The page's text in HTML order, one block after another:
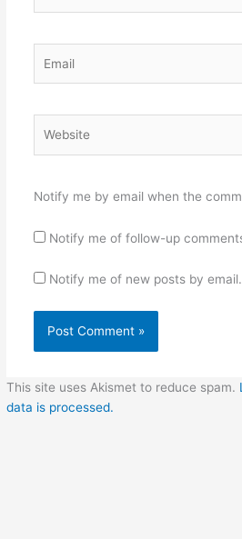
Notify me by email when the
Notify me of follow-up
Notify me of new posts by email.
This site uses Akismet to reduce spam.
data is processed.